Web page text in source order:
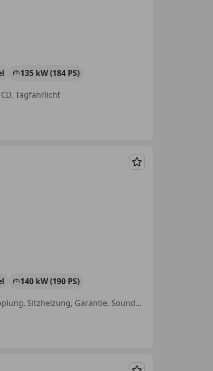
135 kW (184 PS)
Tagfahrlicht
Merken
140 kW (190 PS)
Fahrerairbag, Allrad, Sportfahrwerk, Abstandstempomat, Anhängerkupplung, Sitzheizung, Garantie, Soundsystem